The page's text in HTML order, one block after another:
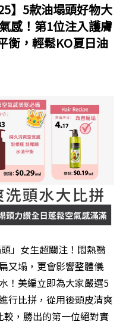
】5款油塌頭好物大
感！第1位注入護膚
衡，輕鬆KO夏日油
」女生超關注！悶熱翳
又塌，更會影響整體儀
！美編立即為大家嚴選5
行比拼，從用後頭皮清爽
，勝出的第一位絕對實